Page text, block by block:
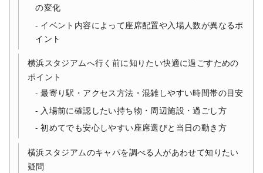
の変化
イベント内容によって座席配置や入場人数が異なるポ
イント
横浜スタジアムへ行く前に知りたい快適に過ごすための
ポイント
最寄り駅・アクセス方法・混雑しやすい時間帯の目安
入場前に確認したい持ち物・周辺施設・過ごし方
初めてでも安心しやすい座席選びと当日の動き方
横浜スタジアムのキャパを調べる人があわせて知りたい
疑問